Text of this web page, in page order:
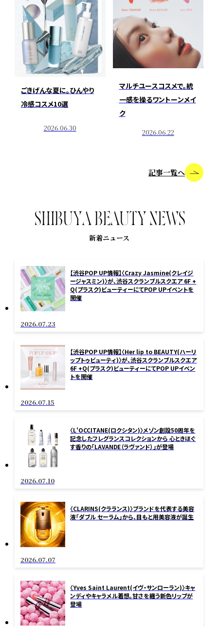
ごきげんな夏に。ひんやり
冷感コスメ10選
2026.06.30
マルチユースコスメで。統
一感を操るワントーンメイ
ク
2026.06.22
記事一覧へ
SHIBU YA BEAU T Y NEWS
新着ニュース
【渋谷POP UP情報】〈Crazy Jasmine(クレイジ
ージャスミン)〉が、渋谷スクランブルスクエア 6F +
Q(プラスク)ビューティーにてPOP UPイベントを
開催
2026.07.23
【渋谷POP UP情報】〈Her lip to BEAUTY(ハーリ
ップトゥビューティ)〉が、渋谷スクランブルスクエア
6F +Q(プラスク)ビューティーにてPOP UPイベン
トを開催
2026.07.15
〈L'OCCITANE(ロクシタン)〉メゾン創設50周年を
記念したフレグランスコレクションから 心ときほぐ
す香りの「LAVANDE（ラヴァンド）」が登場
2026.07.10
〈CLARINS(クラランス)〉ブランドを代表する美容
液「ダブル セーラム」から、目もと用美容液が誕生
2026.07.07
〈Yves Saint Laurent(イヴ・サンローラン)〉キャ
ンディやキャラメル着想。甘さを纏う新色リップが
登場